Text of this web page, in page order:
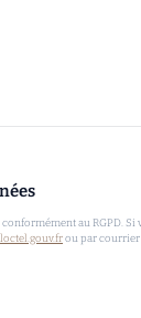
au RGPD.
ou par courrier